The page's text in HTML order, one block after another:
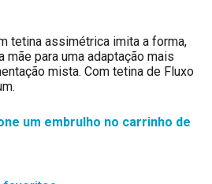
tetina assimétrica imita a forma,
para uma adaptação mais
mista. Com tetina de Fluxo
um embrulho no carrinho de